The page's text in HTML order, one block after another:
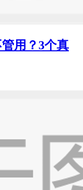
用？3个真